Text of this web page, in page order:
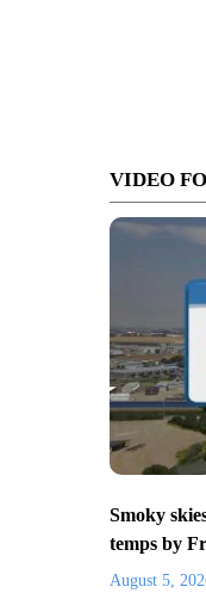
VIDEO
Smoky
temps by
August 5,